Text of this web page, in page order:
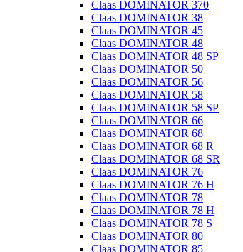
Claas DOMINATOR 370
Claas DOMINATOR 38
Claas DOMINATOR 45
Claas DOMINATOR 48
Claas DOMINATOR 48 SP
Claas DOMINATOR 50
Claas DOMINATOR 56
Claas DOMINATOR 58
Claas DOMINATOR 58 SP
Claas DOMINATOR 66
Claas DOMINATOR 68
Claas DOMINATOR 68 R
Claas DOMINATOR 68 SR
Claas DOMINATOR 76
Claas DOMINATOR 76 H
Claas DOMINATOR 78
Claas DOMINATOR 78 H
Claas DOMINATOR 78 S
Claas DOMINATOR 80
Claas DOMINATOR 85